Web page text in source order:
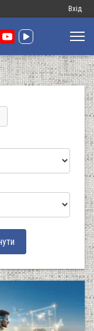
Меню
запису
Вхід